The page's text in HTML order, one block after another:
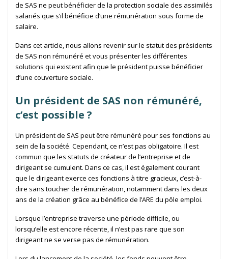
de SAS ne peut bénéficier de la protection sociale des assimilés
salariés que s’il bénéficie d’une rémunération sous forme de
salaire.
Dans cet article, nous allons revenir sur le statut des présidents
de SAS non rémunéré et vous présenter les différentes
solutions qui existent afin que le président puisse bénéficier
d’une couverture sociale.
Un président de SAS non rémunéré,
c’est possible ?
Un président de SAS peut être rémunéré pour ses fonctions au
sein de la société. Cependant, ce n’est pas obligatoire. Il est
commun que les statuts de créateur de l’entreprise et de
dirigeant se cumulent. Dans ce cas, il est également courant
que le dirigeant exerce ces fonctions à titre gracieux, c’est-à-
dire sans toucher de rémunération, notamment dans les deux
ans de la création grâce au bénéfice de l’ARE du pôle emploi.
Lorsque l’entreprise traverse une période difficile, ou
lorsqu’elle est encore récente, il n’est pas rare que son
dirigeant ne se verse pas de rémunération.